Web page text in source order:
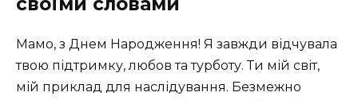
Мамо, з Днем Народження! Я завжди відчувала
твою підтримку, любов та турботу. Ти мій світ,
мій приклад для наслідування. Безмежно